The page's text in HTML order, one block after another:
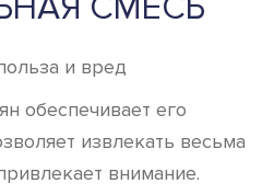
обеспечивает его
извлекать весьма
внимание.